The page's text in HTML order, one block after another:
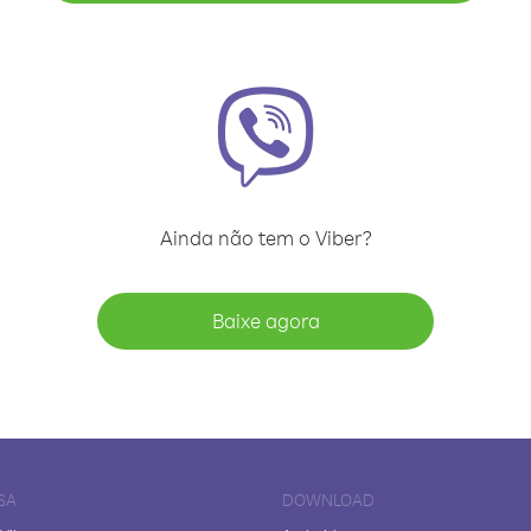
Ainda não tem o Viber?
Baixe agora
DOWNLOAD